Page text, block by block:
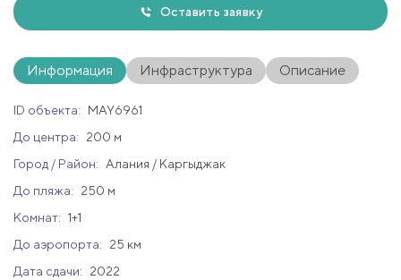
Оставить заявку
Информация Инфраструктура Описание
ID объекта:
MAY6961
До центра:
200 м
Город / Район:
Алания / Каргыджак
До пляжа:
250 м
Комнат: 1+1
До аэропорта:
25 км
Дата сдачи:
2022